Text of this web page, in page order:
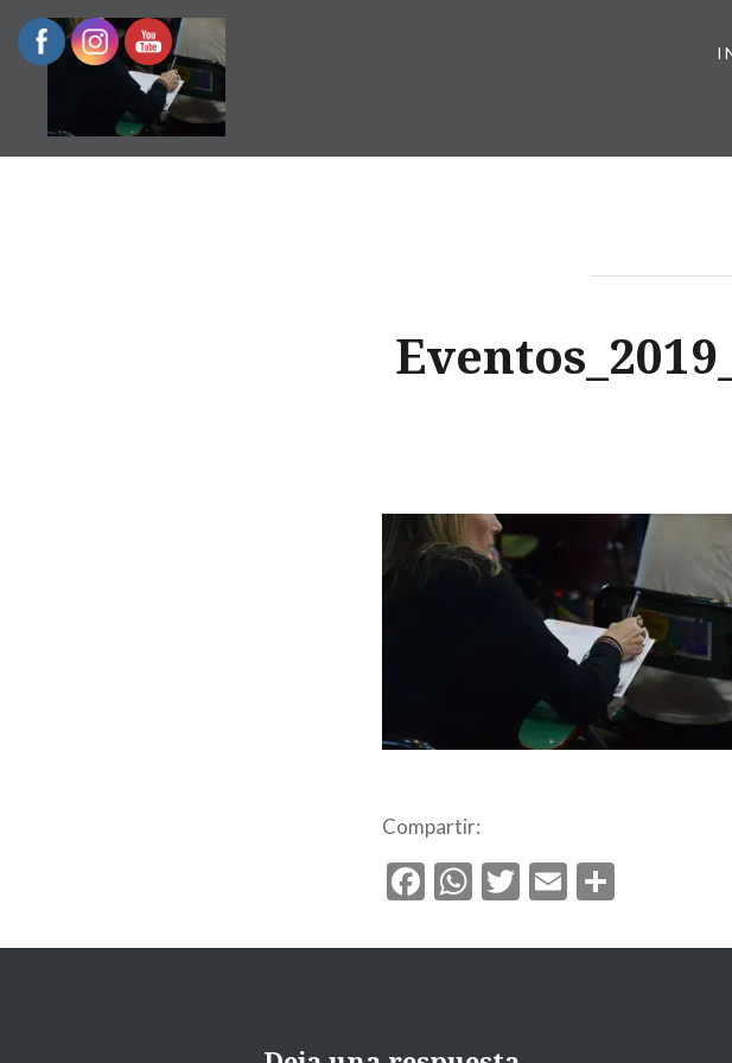
Escuela de Historia
Compartir:
Facebook
WhatsApp
Twitter
Email